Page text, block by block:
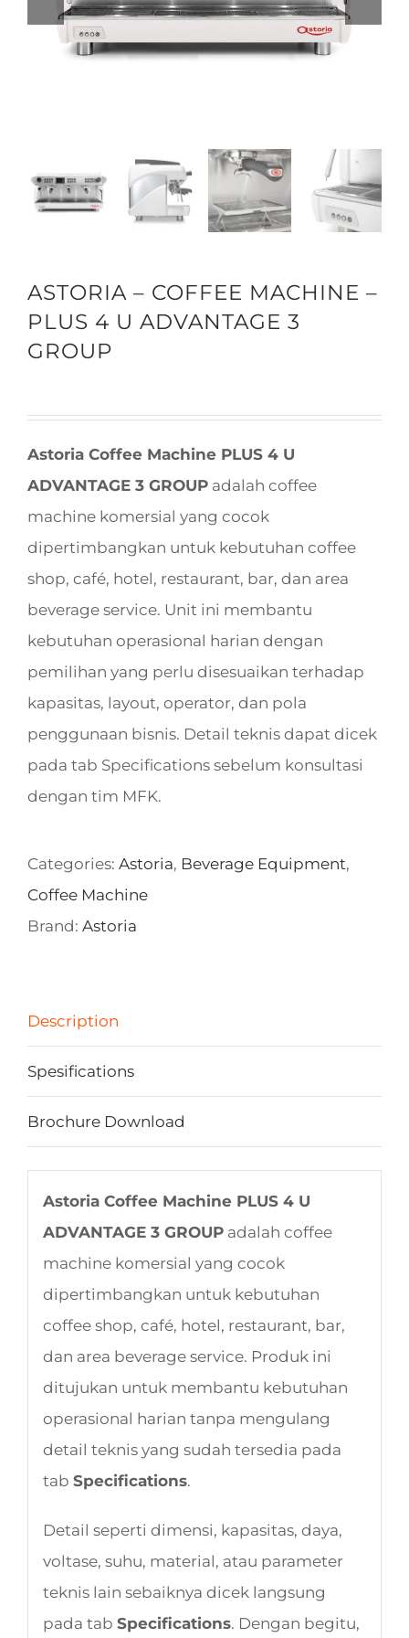
ASTORIA – COFFEE MACHINE –
PLUS 4 U ADVANTAGE 3
GROUP
Astoria Coffee Machine PLUS 4 U
ADVANTAGE 3 GROUP adalah coffee
machine komersial yang cocok
dipertimbangkan untuk kebutuhan coffee
shop, café, hotel, restaurant, bar, dan area
beverage service. Unit ini membantu
kebutuhan operasional harian dengan
pemilihan yang perlu disesuaikan terhadap
kapasitas, layout, operator, dan pola
penggunaan bisnis. Detail teknis dapat dicek
pada tab Specifications sebelum konsultasi
dengan tim MFK.
Categories: Astoria, Beverage Equipment,
Coffee Machine
Brand: Astoria
Description
Spesifications
Brochure Download
Astoria Coffee Machine PLUS 4 U
ADVANTAGE 3 GROUPadalah coffee
machine komersial yang cocok
dipertimbangkan untuk kebutuhan
coffee shop, café, hotel, restaurant, bar,
dan area beverage service. Produk ini
ditujukan untuk membantu kebutuhan
operasional harian tanpa mengulang
detail teknis yang sudah tersedia pada
tab Specifications.
Detail seperti dimensi, kapasitas, daya,
voltase, suhu, material, atau parameter
teknis lain sebaiknya dicek langsung
pada tab Specifications. Dengan begitu,